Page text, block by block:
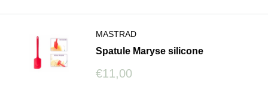
MASTRAD
Spatule Maryse silicone
Prix
€11,00